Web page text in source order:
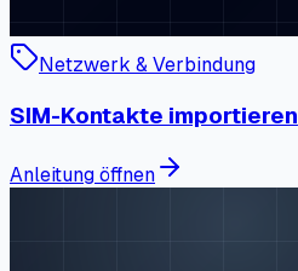
Netzwerk & Verbindung
SIM-Kontakte importieren
Anleitung öffnen